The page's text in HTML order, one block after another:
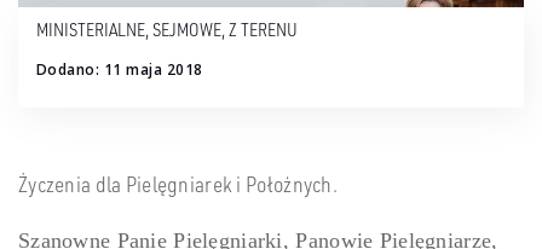
MINISTERIALNE, SEJMOWE, Z TERENU
Dodano: 11 maja 2018
Życzenia dla Pielęgniarek i Położnych.
Szanowne Panie Pielęgniarki, Panowie Pielęgniarze,